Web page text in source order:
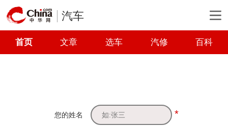
汽车
首页 文章 选车 汽修 百科
您的姓名 *